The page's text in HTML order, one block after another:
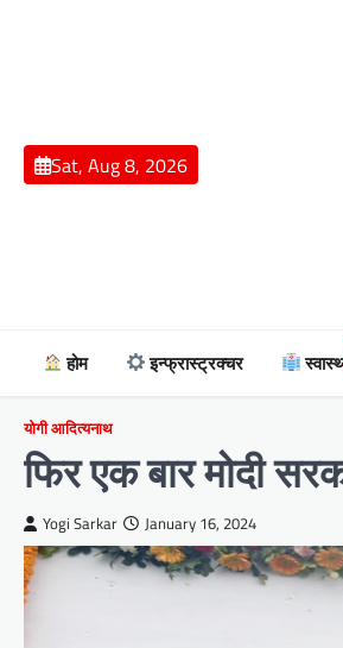
Sat, Aug 8, 2026
होम इन्फ्रास्ट्रक्चर
योगी आदित्यनाथ
फिर एक बार मोदी
Yogi Sarkar January 16, 2024